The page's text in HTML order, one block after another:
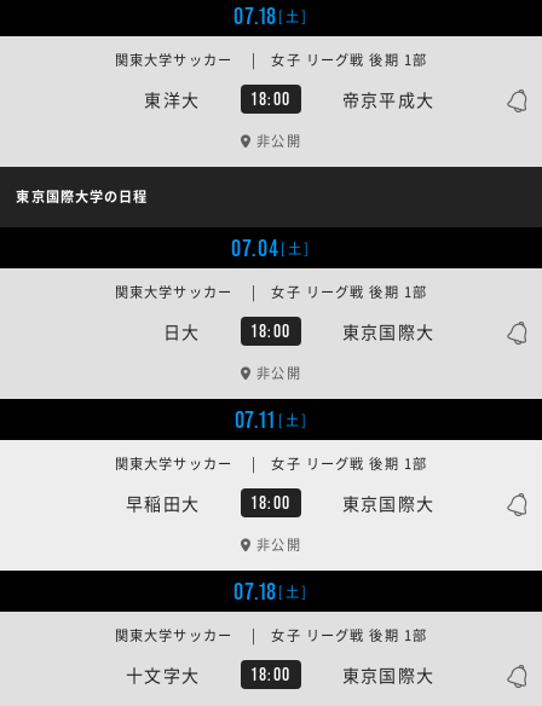
07.18[土]
東洋大 18:00 帝京平成大
関東大学サッカー | 女子 リーグ戦 後期 1部
非公開
東京国際大学の日程
07.04[土]
日大 18:00 東京国際大
関東大学サッカー | 女子 リーグ戦 後期 1部
非公開
07.11 [土]
早稲田大 18:00 東京国際大
関東大学サッカー | 女子 リーグ戦 後期 1部
非公開
07.18[土]
十文字大 18:00 東京国際大
関東大学サッカー | 女子 リーグ戦 後期 1部